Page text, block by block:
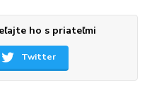
ho s priateľmi
Twitter